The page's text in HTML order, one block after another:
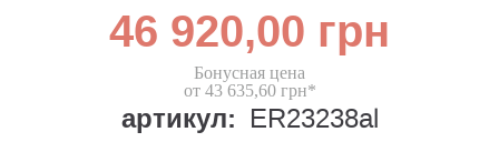
46 920,00 грн
Бонусная цена
от 43 635,60 грн*
артикул: ER23238al